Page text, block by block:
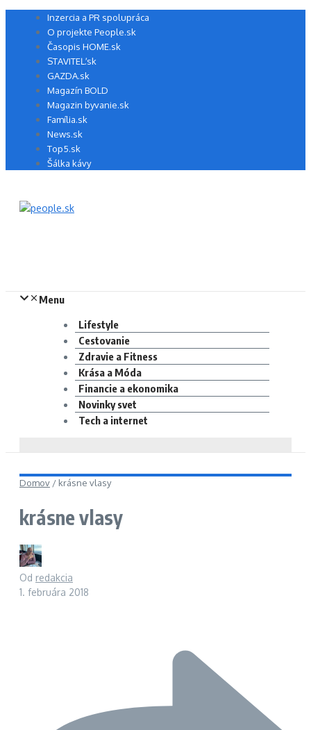
Preskočiť Inzercia a PR spolupráca
O projekte People.sk
Časopis HOME.sk
STAVITEĽ.sk
GAZDA.sk
Magazín BOLD
Magazin byvanie.sk
Família.sk
News.sk
Top5.sk
Šálka kávy
Menu
Lifestyle
Cestovanie
Zdravie a Fitness
Krása a Móda
Financie a ekonomika
Novinky svet
Tech a internet
Domov / krásne vlasy
krásne vlasy
Od redakcia
1. februára 2018